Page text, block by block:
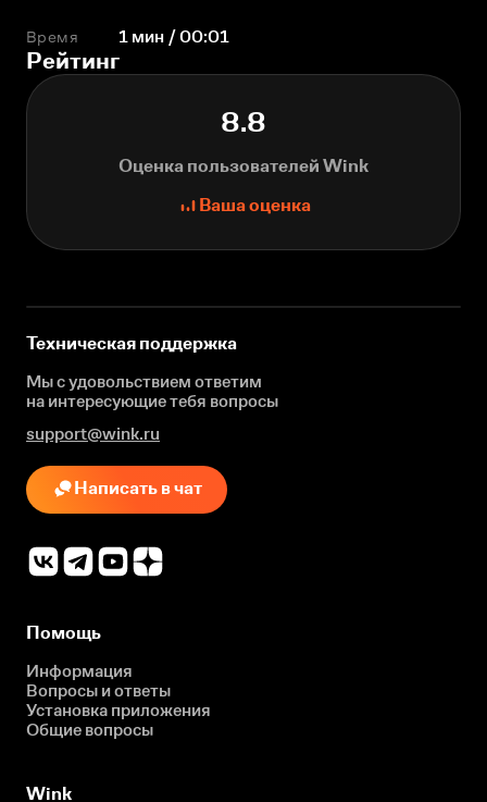
Время 1 мин / 00:01
Рейтинг
8.8
Оценка пользователей Wink
Ваша оценка
Техническая поддержка
Мы с удовольствием ответим
на интересующиетебя вопросы
support@wink.ru
Написать в чат
Помощь
Информация
Вопросы и ответы
Установка приложения
Общие вопросы
Wink